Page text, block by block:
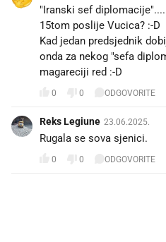
"Iranski sef
15tom poslije Vucica? :-D
Kad jedan predsjednik
onda za nekog "sefa
magareciji red :-D
0 0 ODGOVORITE
Reks Legiune 23.06.2025.
Rugala se sova sjenici. 🐥
0 0 ODGOVORITE